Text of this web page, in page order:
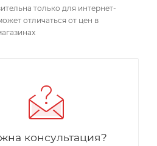
только для интернет-
отличаться от цен в
консультация?